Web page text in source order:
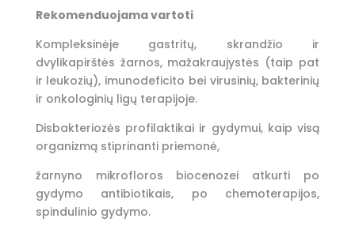
Rekomenduojama vartoti
Kompleksinėje gastritų, skrandžio ir
dvylikapirštės žarnos, mažakraujystės (taip pat
ir leukozių), imunodeficito bei virusinių, bakterinių
ir onkologinių ligų terapijoje.
Disbakteriozės profilaktikai ir gydymui, kaip visą
organizmą stiprinanti priemonė,
žarnyno mikrofloros biocenozei atkurti po
gydymo antibiotikais, po chemoterapijos,
spindulinio gydymo.